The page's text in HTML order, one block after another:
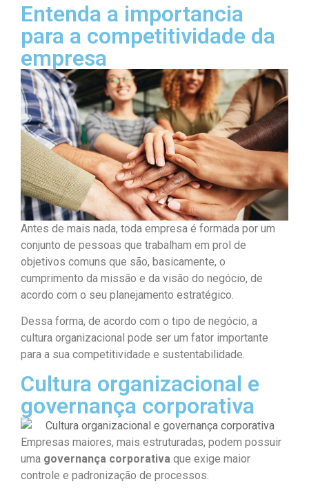
Entenda a importancia
para a competitividade da
empresa
Antes de mais nada, toda empresa é formada por um
conjunto de pessoas que trabalham em prol de
objetivos comuns que são, basicamente, o
cumprimento da missão e da visão do negócio, de
acordo com o seu planejamento estratégico.
Dessa forma, de acordo com o tipo de negócio, a
cultura organizacional pode ser um fator importante
para a sua competitividade e sustentabilidade.
Cultura organizacional e
governança corporativa
Empresas maiores, mais estruturadas, podem possuir
uma governança corporativa que exige maior
controle e padronização de processos.